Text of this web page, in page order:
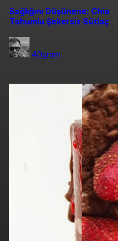
Sağlığını Düşünene: Chia
Tohumlu Şekersiz Sütlaç
40gram